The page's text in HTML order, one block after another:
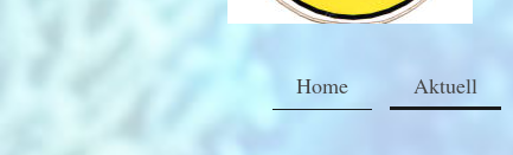
Home Aktuell